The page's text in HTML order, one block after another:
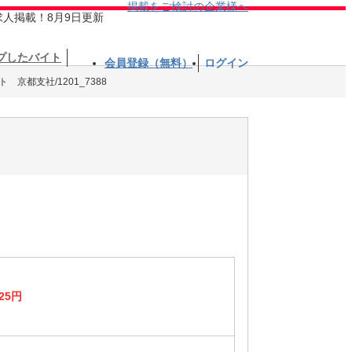
人掲載！8月9日更新
掲載をご検討の企業様へ
したバイト 会員登録（無料） ログイン
京都支社/1201_7388
円